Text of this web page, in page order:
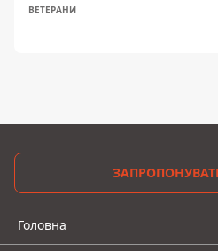
ВЕТЕРАНИ
Головна